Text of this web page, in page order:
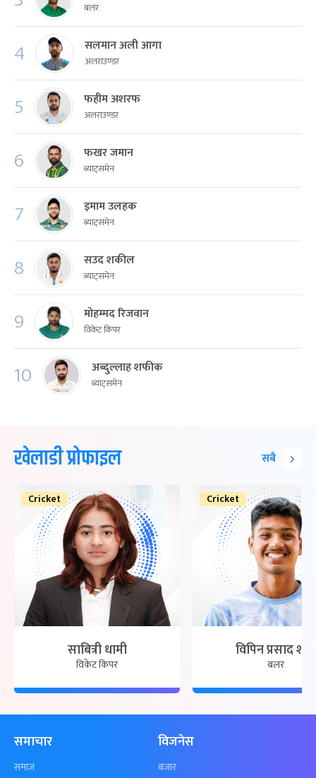
बलर
4 सलमान अली आगा
अलराउण्डर
5 फहीम अशरफ
अलराउण्डर
6 फखर जमान
ब्याट्समेन
7 इमाम उलहक
ब्याट्समेन
8 सउद शकील
ब्याट्समेन
9 मोहम्मद रिजवान
विकेट किपर
10 अब्दुल्लाह शफीक
ब्याट्समेन
खेलाडी प्रोफाइल सबै
Cricket
साबित्री धामी
विकेट किपर
Cricket
विपिन प्रसाद शर्मा
बलर
समाचार
समाज
विजनेस
बजार